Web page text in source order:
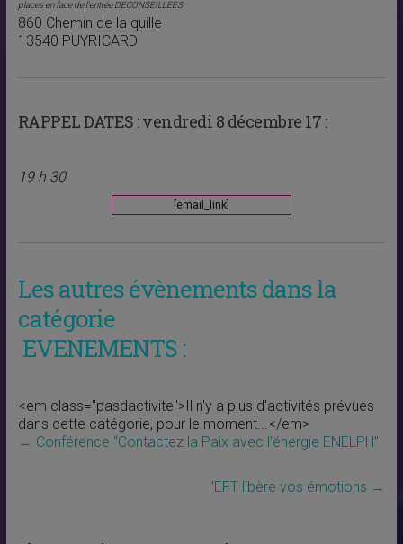
places en face de l'entrée DECONSEILLEES
860 Chemin de la quille
13540 PUYRICARD
RAPPEL DATES :vendredi 8 décembre 17 :
19 h 30
[email_link]
Les autres évènements dans la
catégorie
EVENEMENTS :
<em class="pasdactivite">Il n'y a plus d'activités prévues
dans cette catégorie, pour le moment...</em>
← Conférence “Contactez la Paix avec l’énergie ENELPH”
l’EFT libère vos émotions →